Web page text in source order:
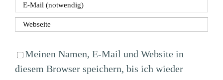
Meinen Namen, E-Mail und Website in
diesem Browser speichern, bis ich wieder